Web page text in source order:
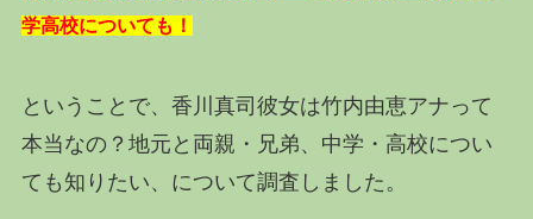
学高校についても！
ということで、香川真司彼女は竹内由恵アナって
本当なの？地元と両親・兄弟、中学・高校につい
ても知りたい、について調査しました。